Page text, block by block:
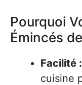
Pourquoi
Émincés
Facilité :
cuisine